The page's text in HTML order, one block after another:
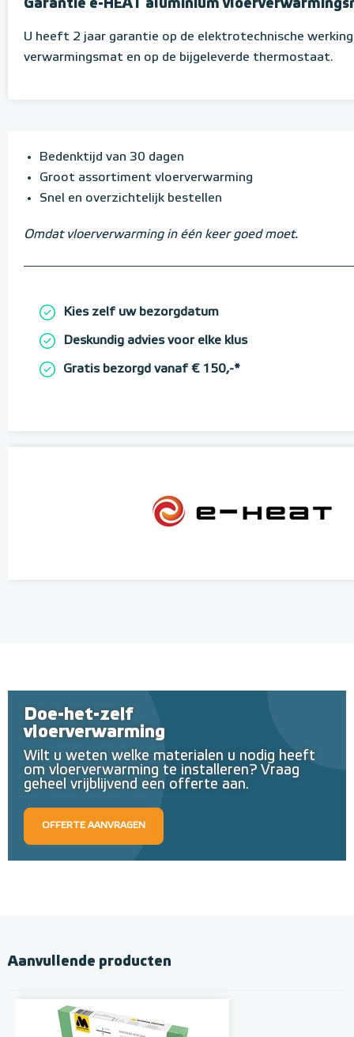
Garantie e-HEAT aluminium
U heeft 2 jaar garantie op de elektrotechnische
verwarmingsmat en op de bijgeleverde thermostaat.
Bedenktijd van 30 dagen
Groot assortiment vloerverwarming
Snel en overzichtelijk bestellen
Omdat vloerverwarming in één keer goed moet.
Kies zelf uw bezorgdatum
Deskundig advies voor elke klus
Gratis bezorgd vanaf € 150,-*
Doe-het-zelf
vloerverwarming
Wilt u weten welke materialen u nodig heeft
om vloerverwarming te installeren? Vraag
geheel vrijblijvend een offerte aan.
OFFERTE AANVRAGEN
Aanvullende producten